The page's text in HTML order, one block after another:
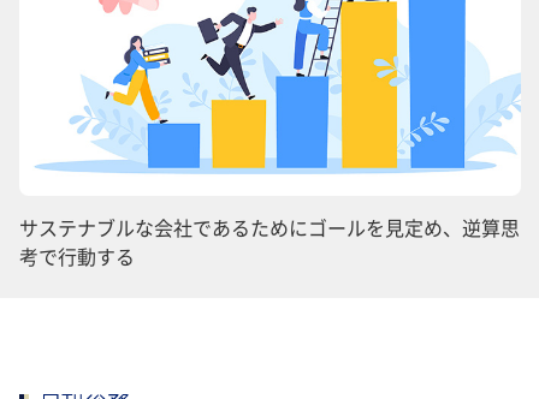
サステナブルな会社であるためにゴールを見定め、逆算思
考で行動する